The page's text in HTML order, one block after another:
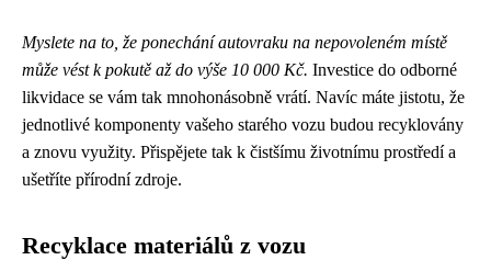
Myslete na to, že ponechání autovraku na nepovoleném místě
může vést k pokutě až do výše 10 000 Kč. Investice do odborné
likvidace se vám tak mnohonásobně vrátí. Navíc máte jistotu, že
jednotlivé komponenty vašeho starého vozu budou recyklovány
a znovu využity. Přispějete tak k čistšímu životnímu prostředí a
ušetříte přírodní zdroje.
Recyklace materiálů z vozu